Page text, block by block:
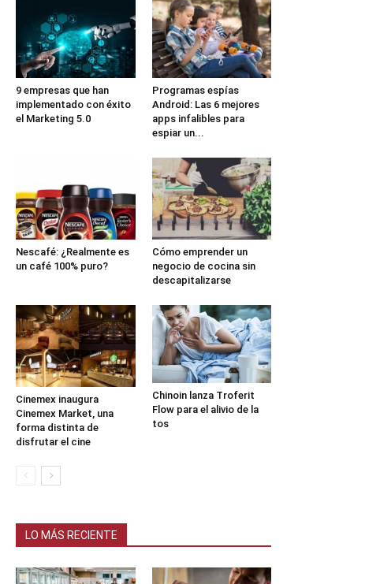
9 empresas que han
implementado con éxito
el Marketing 5.0
Programas espías
Android: Las 6 mejores
apps infalibles para
espiar un...
Nescafé: ¿Realmente es
un café 100% puro?
Cómo emprender un
negocio de cocina sin
descapitalizarse
Cinemex inaugura
Cinemex Market, una
forma distinta de
disfrutar el cine
Chinoin lanza Troferit
Flow para el alivio de la
tos
LO MÁS RECIENTE